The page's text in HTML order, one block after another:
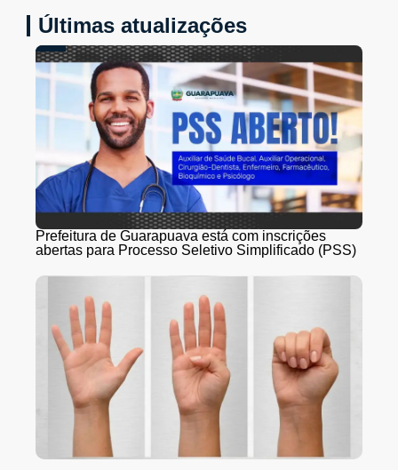
Últimas atualizações
Prefeitura de Guarapuava está com inscrições
abertas para Processo Seletivo Simplificado (PSS)